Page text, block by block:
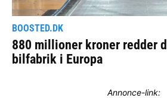
Annonce-link: